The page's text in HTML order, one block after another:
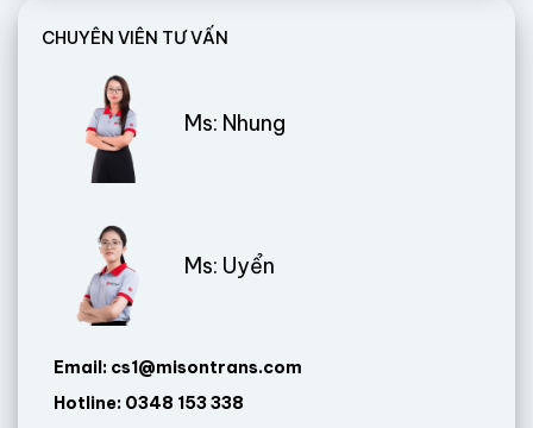
CHUYÊN VIÊN TƯ VẤN
Ms: Nhung
Ms: Uyển
Email: cs1@misontrans.com
Hotline: 0348 153 338